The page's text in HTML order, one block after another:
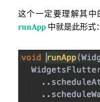
这个一定要理解其中
runApp 中就是此形式：